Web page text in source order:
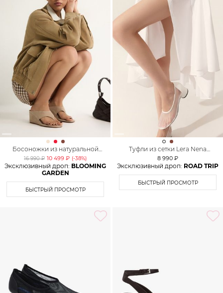
Босоножки из натуральной
замши Lera Nena
16 990 ₽ 10 499 ₽ (-38%)
Эксклюзивный дроп: BLOOMING
GARDEN
БЫСТРЫЙ ПРОСМОТР
Туфли из сетки Lera Nena
Unreal
8 990 ₽
Эксклюзивный дроп: ROAD TRIP
БЫСТРЫЙ ПРОСМОТР